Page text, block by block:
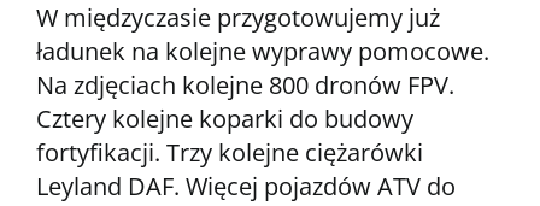
W międzyczasie przygotowujemy już
ładunek na kolejne wyprawy pomocowe.
Na zdjęciach kolejne 800 dronów FPV.
Cztery kolejne koparki do budowy
fortyfikacji. Trzy kolejne ciężarówki
Leyland DAF. Więcej pojazdów ATV do